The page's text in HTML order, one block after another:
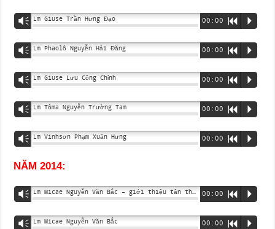
Vm Lm Giuse Trần Hưng Đạo 00:00 R P
Vm Lm Phaolô Nguyễn Hải Đăng 00:00 R P
Vm Lm Giuse Lưu Công Chỉnh 00:00 R P
Vm Lm Tôma Nguyễn Trường Tam 00:00 R P
Vm Lm Vinhsơn Phạm Xuân Hưng 00:00 R P
NĂM 2014:
Vm 00:00 R P
Vm Lm Micae Nguyễn Văn Bắc 00:00 R P